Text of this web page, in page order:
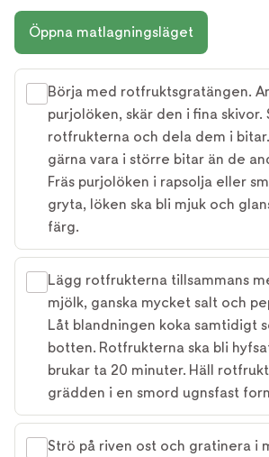
Öppna matlagningsläget
Börja med rotfruktsgratängen.
purjolöken, skär den i fina skivor.
rotfrukterna och dela dem i
gärna vara i större bitar än de
Fräs purjolöken i rapsolja eller
gryta, löken ska bli mjuk och
färg.
Lägg rotfrukterna tillsammans
mjölk, ganska mycket salt och
Låt blandningen koka samtidigt
botten. Rotfrukterna ska bli
brukar ta 20 minuter. Häll
grädden i en smord ugnsfast
Strö på riven ost och gratinera i